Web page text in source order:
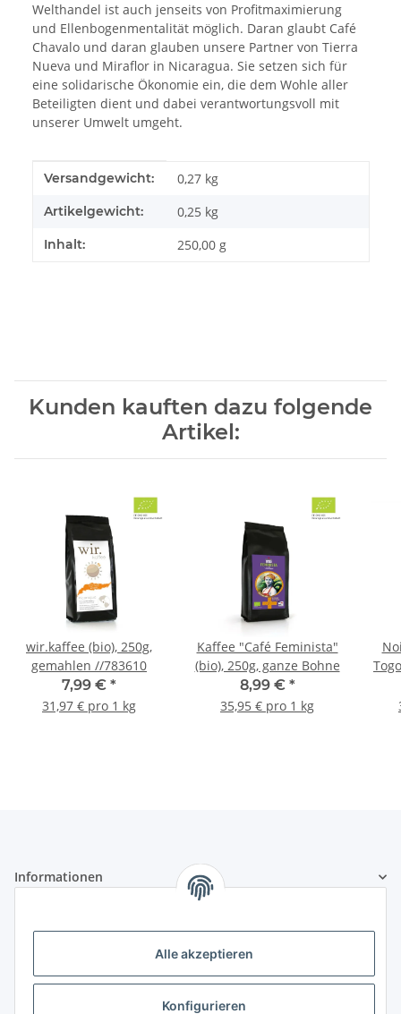
Alle akzeptieren
Konfigurieren
Welthandel ist auch jenseits von Profitmaximierung
und Ellenbogenmentalität möglich. Daran glaubt Café
Chavalo und daran glauben unsere Partner von Tierra
Nueva und Miraflor in Nicaragua. Sie setzen sich für
eine solidarische Ökonomie ein, die dem Wohle aller
Beteiligten dient und dabei verantwortungsvoll mit
unserer Umwelt umgeht.
Produkteigenschaft
Wert
Versandgewicht: 0,27 kg
Artikelgewicht: 0,25 kg
Inhalt: 250,00 g
Kunden kauften dazu folgende
Artikel:
wir.kaffee (bio), 250g,
gemahlen //783610
7,99 € *
31,97 € pro 1 kg
Kaffee "Café Feminista"
(bio), 250g, ganze Bohne
8,99 € *
35,95 € pro 1 kg
Informationen
Zertifikate und Mitgliedschaften